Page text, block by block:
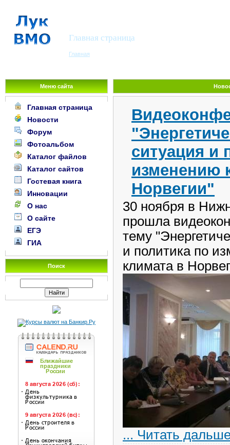
Главная страница
Главная
Меню сайта
Главная страница
Новости
Форум
Фотоальбом
Каталог файлов
Каталог сайтов
Гостевая книга
Инновации
О нас
О сайте
ЕГЭ
ГИА
Поиск
ситуация и
изменению
Норвегии"
30 ноября в
прошла
тему
и политика по
климата в
... Читать